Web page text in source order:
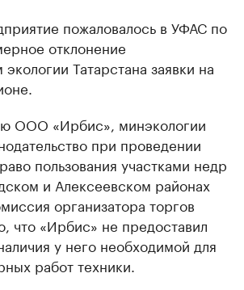
пожаловалось в УФАС по
отклонение
Татарстана заявки на
ООО «Ирбис», минэкологии
при проведении
пользования участками недр
и Алексеевском районах
организатора торгов
что «Ирбис» не предоставил
у него необходимой для
работ техники.